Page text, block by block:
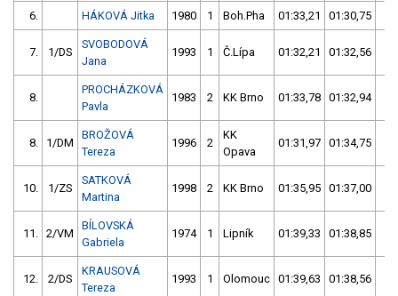
6. HÁKOVÁ Jitka 1980 1 Boh.Pha 01:33,21 01:30,75
7. 1/DS
SVOBODOVÁ
Jana
1993 1 Č.Lípa 01:32,21 01:32,56
8.
PROCHÁZKOVÁ
Pavla
1983 2 KK Brno 01:33,78 01:32,94
8. 1/DM
BROŽOVÁ
Tereza
1996 2
KK
Opava
01:31,97 01:34,75
10. 1/ZS
SATKOVÁ
Martina
1998 2 KK Brno 01:35,95 01:37,00
11. 2/VM
BÍLOVSKÁ
Gabriela
1974 1 Lipník 01:39,33 01:38,85
12. 2/DS
KRAUSOVÁ
Tereza
1993 1 Olomouc 01:39,63 01:38,56